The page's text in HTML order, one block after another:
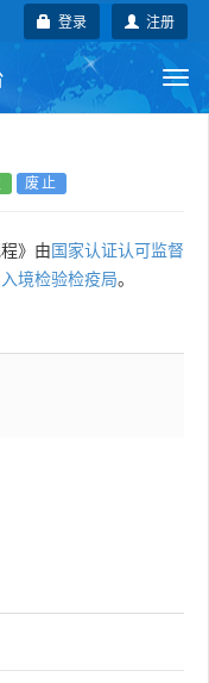
注册
登录
废止
》由国家认证认可监督
境检验检疫局。